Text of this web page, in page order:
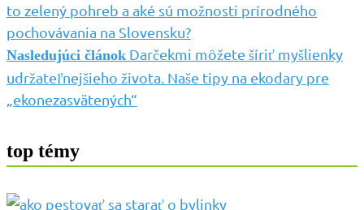
to zelený pohreb a aké sú možnosti prírodného
pochovávania na Slovensku?
Nasledujúci článok Darčekmi môžete šíriť myšlienky
udržateľnejšieho života. Naše tipy na ekodary pre
„ekonezasvätených“
top témy